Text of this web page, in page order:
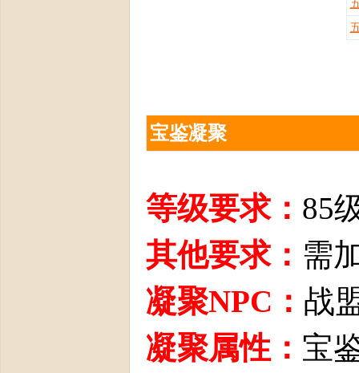
宝鉴凝聚
等级要求： 85
其他要求： 需
凝聚NPC： 战
凝聚属性： 宝